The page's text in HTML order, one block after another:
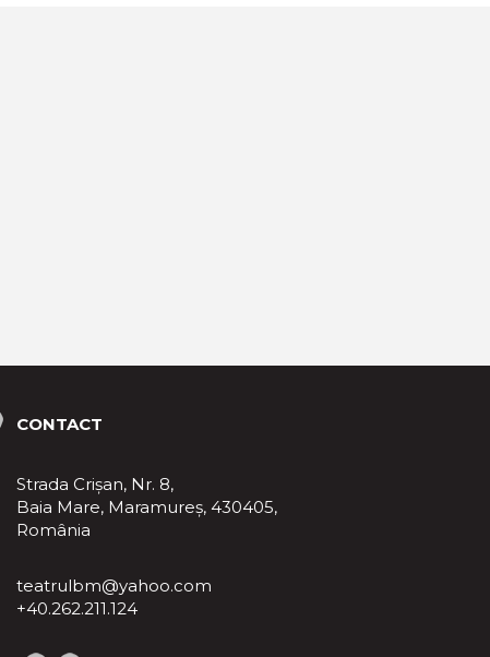
CONTACT
Strada Crișan, Nr. 8,
Baia Mare, Maramureş, 430405,
România
teatrulbm@yahoo.com
+40.262.211.124